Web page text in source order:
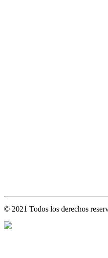
© 2021 Todos los derechos